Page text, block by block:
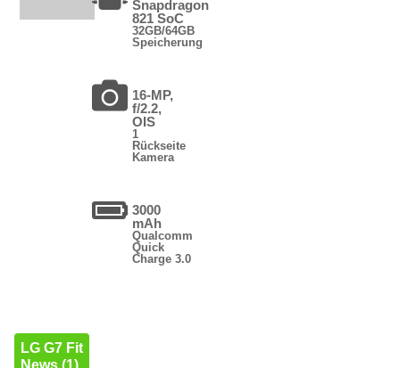
Snapdragon
821 SoC
32GB/64GB
Speicherung
16-MP,
f/2.2,
OIS
1
Rückseite
Kamera
3000
mAh
Qualcomm
Quick
Charge 3.0
LG G7 Fit
News (1)